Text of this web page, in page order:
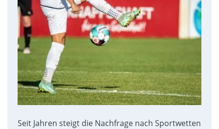
Seit Jahren steigt die Nachfrage nach Sportwetten